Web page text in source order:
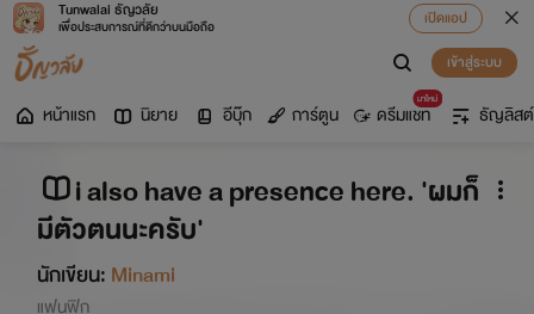
Tunwalai ธัญวลัย
เพื่อประสบการณ์ที่ดีกว่าบนมือถือ
เปิดแอป
เข้าสู่ระบบ
หน้าแรก นิยาย อีบุ๊ก การ์ตูน
มาใหม่
ดรีมแชท ธัญลิสต์
i also have a presence here. 'ผมก็
มีตัวตนนะครับ'
นักเขียน: Minami
แฟนฟิก